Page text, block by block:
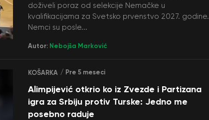
doživeli poraz od selekcije Nemačke u
kvalifikacijama za Svetsko prvenstvo 2027. godine.
Nemci su posle...
Autor: Nebojša Marković
KOŠARKA / Pre 5 meseci
Alimpijević otkrio ko iz Zvezde i Partizana
igra za Srbiju protiv Turske: Jedno me
posebno raduje